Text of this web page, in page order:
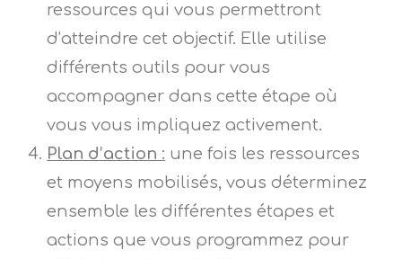
ressources qui vous permettront
d’atteindre cet objectif. Elle utilise
différents outils pour vous
accompagner dans cette étape où
vous vous impliquez activement.
Plan d’action : une fois les ressources
et moyens mobilisés, vous déterminez
ensemble les différentes étapes et
actions que vous programmez pour